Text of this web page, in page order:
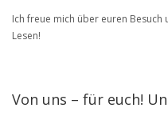
Ich freue mich über euren Besuch
Lesen!
Von uns – für euch!